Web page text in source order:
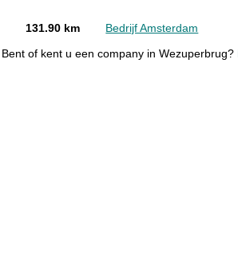
131.90 km Bedrijf Amsterdam
Bent of kent u een company in Wezuperbrug?